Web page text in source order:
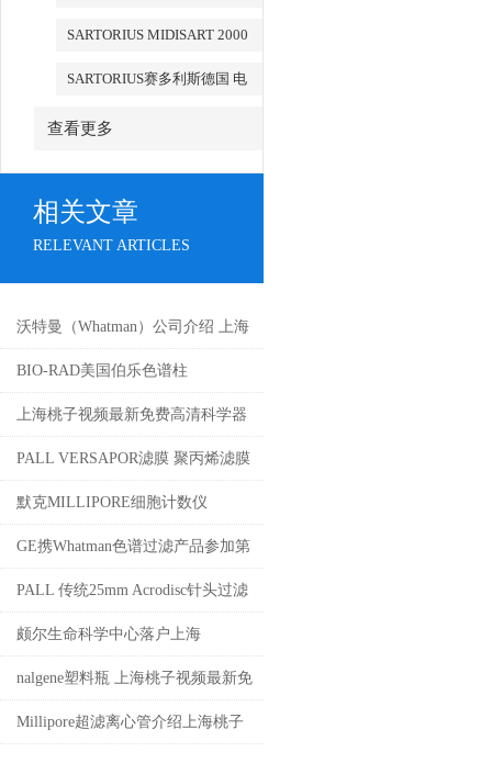
SARTORIUS MIDISART 2000
SARTORIUS赛多利斯德国 电
查看更多
相关文章
RELEVANT ARTICLES
沃特曼（Whatman）公司介绍 上海
桃子视频最新免费高清公司代理
BIO-RAD美国伯乐色谱柱
上海桃子视频最新免费高清科学器
材有限公司供应MN标准定性滤纸
PALL VERSAPOR滤膜 聚丙烯滤膜
介绍
默克MILLIPORE细胞计数仪
Scepter 2.0
GE携Whatman色谱过滤产品参加第
四届色谱学术报告会
PALL 传统25mm Acrodisc针头过滤
器 上海桃子视频最新免费高清科学
器材有限公司
颇尔生命科学中心落户上海
nalgene塑料瓶 上海桃子视频最新免
费高清科学器材有限公司销售
Millipore超滤离心管介绍上海桃子